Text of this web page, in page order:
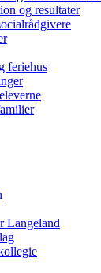
og resultater
feriehus
Langeland